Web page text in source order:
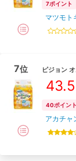
7ポイント
マツモト
7位 ピジョン
43.5
40ポイント
アカチャ